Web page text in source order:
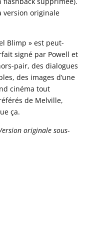
version originale
Blimp » est peut-
signé par Powell et
pair, des dialogues
des images d’une
cinéma tout
de Melville,
ça.
originale sous-